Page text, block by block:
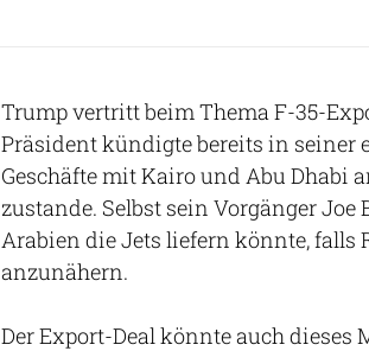
Trump vertritt beim Thema F-35-
Präsident kündigte bereits in seiner
Geschäfte mit Kairo und Abu Dhabi
zustande. Selbst sein Vorgänger
Arabien die Jets liefern könnte, falls
anzunähern.
Der Export-Deal könnte auch